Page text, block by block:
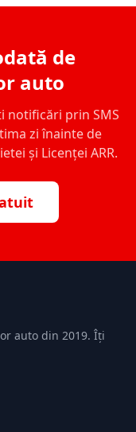
de
auto
notificări prin SMS
zi înainte de
și Licenței ARR.
auto din 2019. Îți